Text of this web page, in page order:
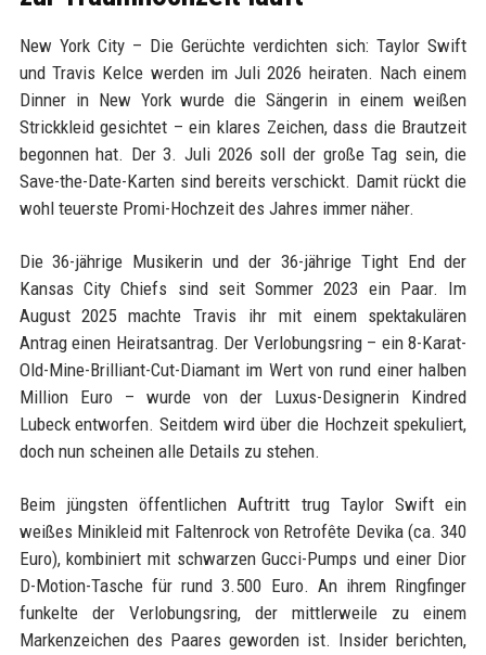
New York City – Die Gerüchte verdichten sich: Taylor Swift
und Travis Kelce werden im Juli 2026 heiraten. Nach einem
Dinner in New York wurde die Sängerin in einem weißen
Strickkleid gesichtet – ein klares Zeichen, dass die Brautzeit
begonnen hat. Der 3. Juli 2026 soll der große Tag sein, die
Save-the-Date-Karten sind bereits verschickt. Damit rückt die
wohl teuerste Promi-Hochzeit des Jahres immer näher.
Die 36-jährige Musikerin und der 36-jährige Tight End der
Kansas City Chiefs sind seit Sommer 2023 ein Paar. Im
August 2025 machte Travis ihr mit einem spektakulären
Antrag einen Heiratsantrag. Der Verlobungsring – ein 8-Karat-
Old-Mine-Brilliant-Cut-Diamant im Wert von rund einer halben
Million Euro – wurde von der Luxus-Designerin Kindred
Lubeck entworfen. Seitdem wird über die Hochzeit spekuliert,
doch nun scheinen alle Details zu stehen.
Beim jüngsten öffentlichen Auftritt trug Taylor Swift ein
weißes Minikleid mit Faltenrock von Retrofête Devika (ca. 340
Euro), kombiniert mit schwarzen Gucci-Pumps und einer Dior
D-Motion-Tasche für rund 3.500 Euro. An ihrem Ringfinger
funkelte der Verlobungsring, der mittlerweile zu einem
Markenzeichen des Paares geworden ist. Insider berichten,